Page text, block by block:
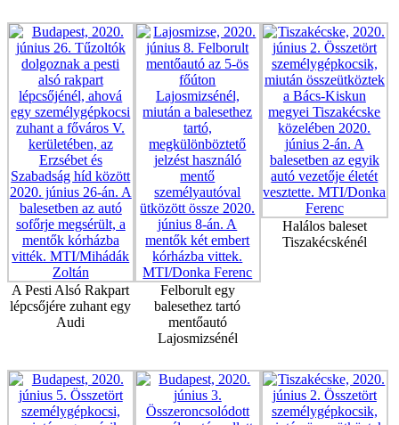
A Pesti Alsó Rakpart
lépcsőjére zuhant egy
Audi
Felborult egy
balesethez tartó
mentőautó
Lajosmizsénél
Halálos baleset
Tiszakécskénél